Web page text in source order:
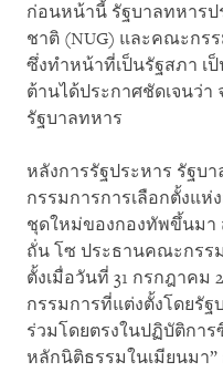
ก่อนหน้านี้ รัฐบาลทหารป
ชาติ (NUG) และคณะกร
ซึ่งทำหน้าที่เป็นรัฐสภา เป็
ต้านได้ประกาศชัดเจนว่า
รัฐบาลทหาร
หลังการรัฐประหาร รัฐบ
กรรมการการเลือกตั้งแ
ชุดใหม่ของกองทัพขึ้นมา
ถั่น โซ ประธานคณะกรร
ตั้งเมื่อวันที่ 31 กรกฎาคม
กรรมการที่แต่งตั้งโดยรั
ร่วมโดยตรงในปฏิบัติกา
หลักนิติธรรมในเมียนมา